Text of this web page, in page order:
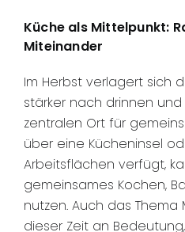
Küche als Mittelpunkt:
Miteinander
Im Herbst verlagert sich
stärker nach drinnen
zentralen Ort für
über eine Kücheninsel
Arbeitsflächen verfügt,
gemeinsames Kochen,
nutzen. Auch das
dieser Zeit an